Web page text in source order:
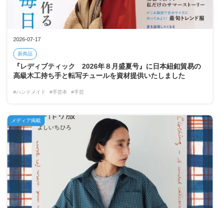
2026-07-17
新商品
『レディブティック 2026年８月盛夏号』に日本紐釦貿易の
高級木工持ち手と転写チュールを資材提供いたしました
#ハンドメイド #手芸本 #手芸
メディア掲載